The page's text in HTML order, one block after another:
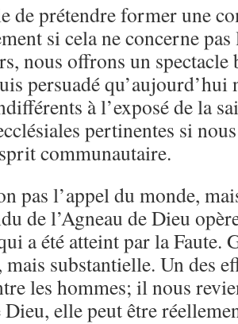
de prétendre former une
si cela ne concerne
nous offrons un spectacle
persuadé
à l’exposé de la
pertinentes si
communautaire.
pas l’appel du monde,
de l’Agneau de Dieu
a été atteint par la Faute.
substantielle. Un des
les hommes; il nous
Dieu, elle peut être